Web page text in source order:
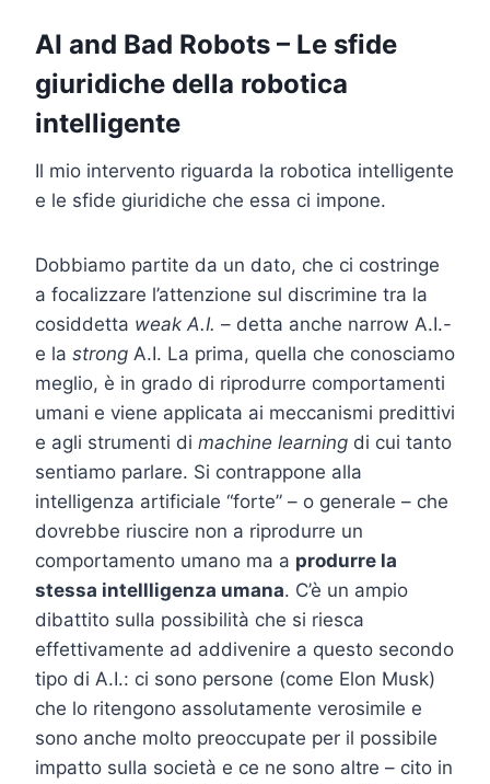
AI and Bad Robots – Le sfide
giuridiche della robotica
intelligente
Il mio intervento riguarda la robotica intelligente
e le sfide giuridiche che essa ci impone.
Dobbiamo partite da un dato, che ci costringe
a focalizzare l’attenzione sul discrimine tra la
cosiddetta weak A.I. – detta anche narrow A.I.-
e la strong A.I. La prima, quella che conosciamo
meglio, è in grado di riprodurre comportamenti
umani e viene applicata ai meccanismi predittivi
e agli strumenti di machine learning di cui tanto
sentiamo parlare. Si contrappone alla
intelligenza artificiale “forte” – o generale – che
dovrebbe riuscire non a riprodurre un
comportamento umano ma a produrre la
stessa intellligenza umana. C’è un ampio
dibattito sulla possibilità che si riesca
effettivamente ad addivenire a questo secondo
tipo di A.I.: ci sono persone (come Elon Musk)
che lo ritengono assolutamente verosimile e
sono anche molto preoccupate per il possibile
impatto sulla società e ce ne sono altre – cito in